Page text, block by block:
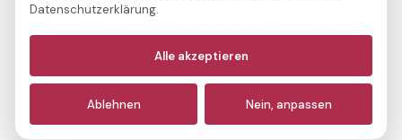
Im Reporting siehst du eine Aufschlüsselung
aller Fragen und Antworten.
Je nach Fragetyp sehen die Ergebnisse
unterschiedlich aus, aber pro Frage erfährst du
Datenschutzerklärung.
(immer aktiv)
Analyse
Alle akzeptieren
Ablehnen Nein, anpassen